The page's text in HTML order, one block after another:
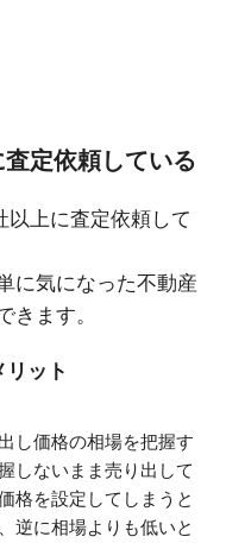
定依頼している
上に査定依頼して
に気になった不動産
きます。
ット
し価格の相場を把握す
しないまま売り出して
格を設定してしまうと
逆に相場よりも低いと